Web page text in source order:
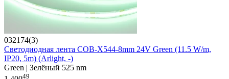
032174(3)
Светодиодная лента COB-X544-8mm 24V Green (11.5 W/m,
IP20, 5m) (Arlight, -)
Green | Зелёный 525 nm
49